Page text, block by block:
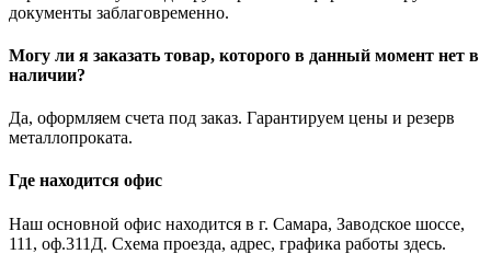
документы заблаговременно.
Могу ли я заказать товар, которого в данный момент нет в
наличии?
Да, оформляем счета под заказ. Гарантируем цены и резерв
металлопроката.
Где находится офис
Наш основной офис находится в г. Самара, Заводское шоссе,
111, оф.311Д. Схема проезда, адрес, графика работы здесь.